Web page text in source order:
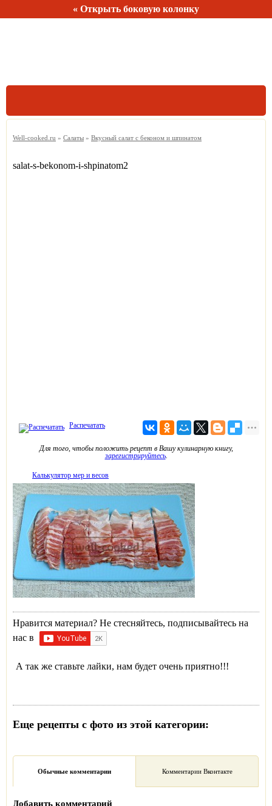
« Открыть боковую колонку
Рецептов:150
Well-cooked.ru » Салаты » Вкусный салат с беконом и шпинатом
salat-s-bekonom-i-shpinatom2
Распечатать
Для того, чтобы положить рецепт в Вашу кулинарную книгу,
зарегистрируйтесь.
Калькулятор мер и весов
Нравится материал? Не стесняйтесь, подписывайтесь на
нас в
А так же ставьте лайки, нам будет очень приятно!!!
Еще рецепты с фото из этой категории:
Обычные комментарии Комментарии Вконтакте
Добавить комментарий